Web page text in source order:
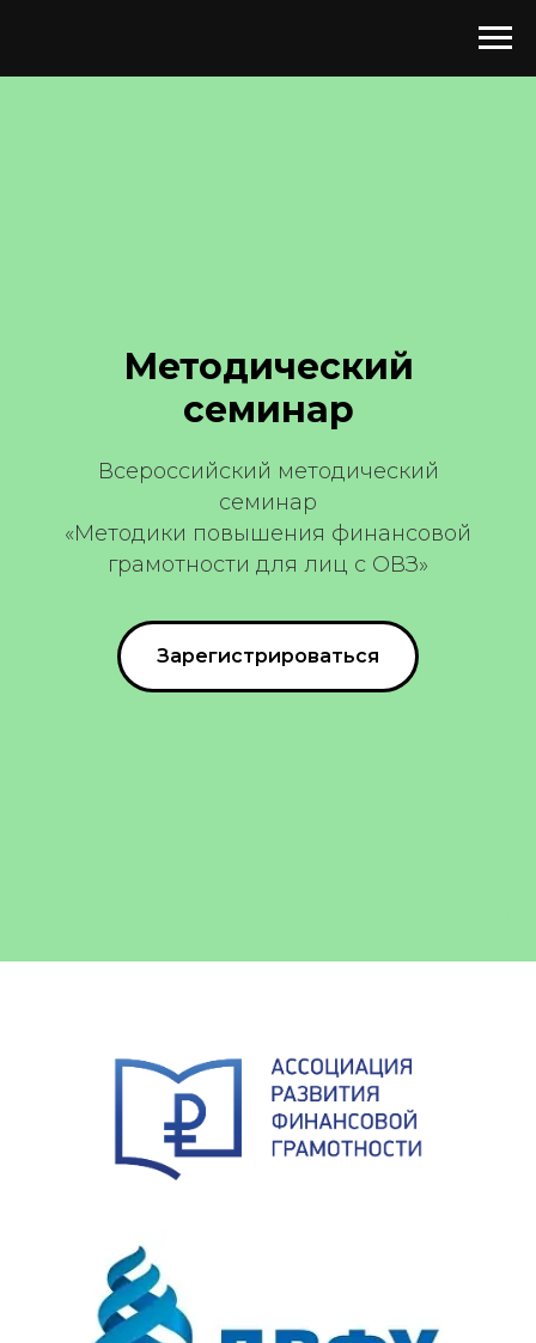
Методический
семинар
Всероссийский методический
семинар
«Методики повышения финансовой
грамотности для лиц с ОВЗ»
Зарегистрироваться